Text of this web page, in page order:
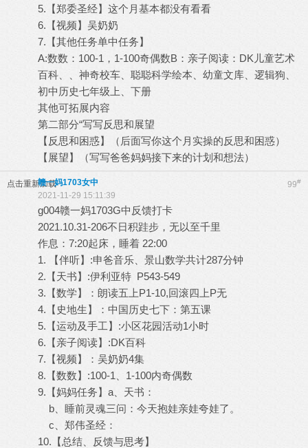
5.【郑委圣经】这个月基本都没有看看
6.【视频】吴奶奶
7.【其他任务单中任务】
A:数数：100-1，1-100奇偶数B：亲子阅读：DK儿童艺术
百科、、神奇校车、聪聪科学绘本、幼童文库、逻辑狗、
初中历史七年级上、下册
其他可拓展内容
第二部分“写写反思和展望
【反思和困惑】（后面写你这个月实操的反思和困惑）
【展望】（写写爸爸妈妈接下来的计划和想法）
点击重新加载 99#
赣一妈1703女中
2021-11-29 15:11:39
g004赣一妈1703G中反馈打卡
2021.10.31-206不日积跬步，无以至千里
作息：7:20起床，睡着 22:00
1. 【伴听】:申爸音乐、景山数学共计287分钟
2.【天书】:伊利亚特 P543-549
3.【数学】：朗读五上P1-10,回滚四上P无
4.【史地生】：中国历史七下：第五课
5.【运动及手工】:小区花园活动1小时
6.【亲子阅读】:DK百科
7.【视频】：吴奶奶4集
8.【数数】:100-1、1-100内奇偶数
9.【妈妈任务】a、天书：
b、睡前灵魂三问：今天抱娃亲娃夸娃了。
c、郑伟圣经：
10.【总结、反馈与思考】